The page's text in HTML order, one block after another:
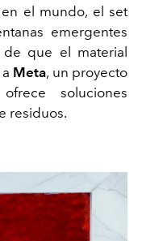
el mundo, el set
emergentes
que el material
Meta, un proyecto
soluciones
residuos.